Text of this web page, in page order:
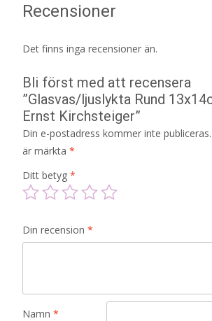
Recensioner
Det finns inga recensioner än.
Bli först med att recensera
”Glasvas/ljuslykta Rund
Ernst Kirchsteiger”
Din e-postadress kommer inte publiceras.
är märkta *
Ditt betyg *
Din recension *
Namn *